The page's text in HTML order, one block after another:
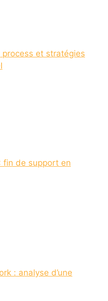
et stratégies
fin de support en
: analyse d’une